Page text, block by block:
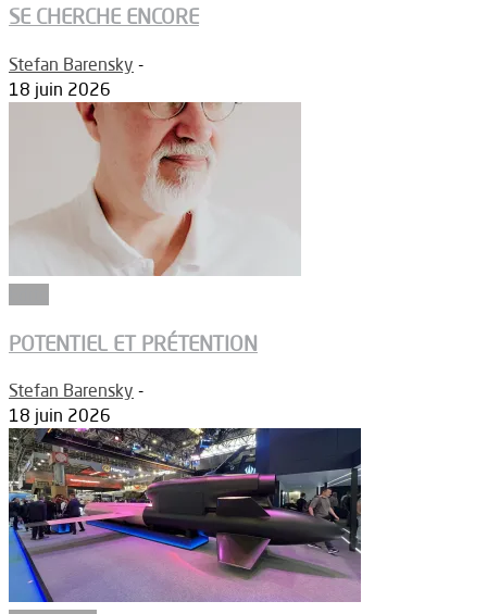
SE CHERCHE ENCORE
Stefan Barensky -
18 juin 2026
POTENTIEL ET PRÉTENTION
Stefan Barensky -
18 juin 2026